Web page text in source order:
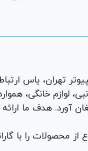
و لوازم
آورد. هدف ما
از محصولات را